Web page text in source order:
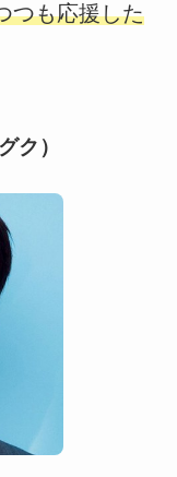
つも応援した
ク）